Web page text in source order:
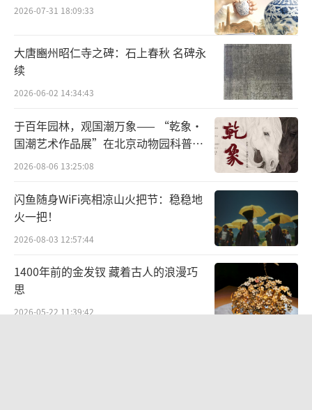
直到12岁家道中落，在外头“打滚”了五
十年后，黄永玉才发觉，家乡实在太小了。
因为无力抚养，父亲黄玉书将黄永玉托付
给堂弟，将他带到了福建的集美中学。
日子过得很苦，开学第一天他就把领来的
新书卖了，换了袜子和肥皂。
栋楼的书也没能调动起他想学习的心。
2026-07-31 18:09:33
大唐豳州昭仁寺之碑：石上春秋 名碑永
续
2026-06-02 14:34:43
于百年园林，观国潮万象—— “乾象·
国潮艺术作品展”在北京动物园科普馆
机动展厅开展
2026-08-06 13:25:08
闪鱼随身WiFi亮相凉山火把节：稳稳地
火一把！
2026-08-03 12:57:44
1400年前的金发钗 藏着古人的浪漫巧
思
2026-05-22 11:39:42